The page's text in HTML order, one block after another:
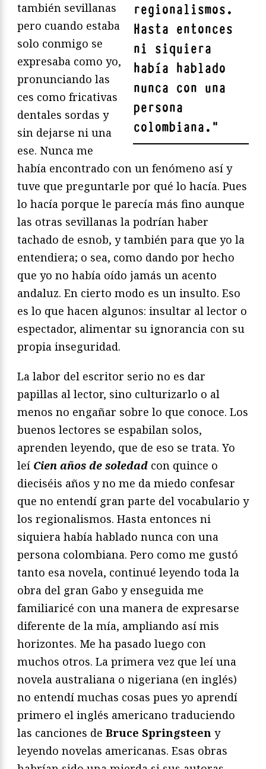
regionalismos.
Hasta entonces
ni siquiera
había hablado
nunca con una
persona
colombiana. "
también sevillanas
pero cuando estaba
solo conmigo se
expresaba como yo,
pronunciando las
ces como fricativas
dentales sordas y
sin dejarse ni una
ese. Nunca me
había encontrado con un fenómeno así y
tuve que preguntarle por qué lo hacía. Pues
lo hacía porque le parecía más fino aunque
las otras sevillanas la podrían haber
tachado de esnob, y también para que yo la
entendiera; o sea, como dando por hecho
que yo no había oído jamás un acento
andaluz. En cierto modo es un insulto. Eso
es lo que hacen algunos: insultar al lector o
espectador, alimentar su ignorancia con su
propia inseguridad.
La labor del escritor serio no es dar
papillas al lector, sino culturizarlo o al
menos no engañar sobre lo que conoce. Los
buenos lectores se espabilan solos,
aprenden leyendo, que de eso se trata. Yo
leí Cien años de soledad con quince o
dieciséis años y no me da miedo confesar
que no entendí gran parte del vocabulario y
los regionalismos. Hasta entonces ni
siquiera había hablado nunca con una
persona colombiana. Pero como me gustó
tanto esa novela, continué leyendo toda la
obra del gran Gabo y enseguida me
familiaricé con una manera de expresarse
diferente de la mía, ampliando así mis
horizontes. Me ha pasado luego con
muchos otros. La primera vez que leí una
novela australiana o nigeriana (en inglés)
no entendí muchas cosas pues yo aprendí
primero el inglés americano traduciendo
las canciones de Bruce Springsteen y
leyendo novelas americanas. Esas obras